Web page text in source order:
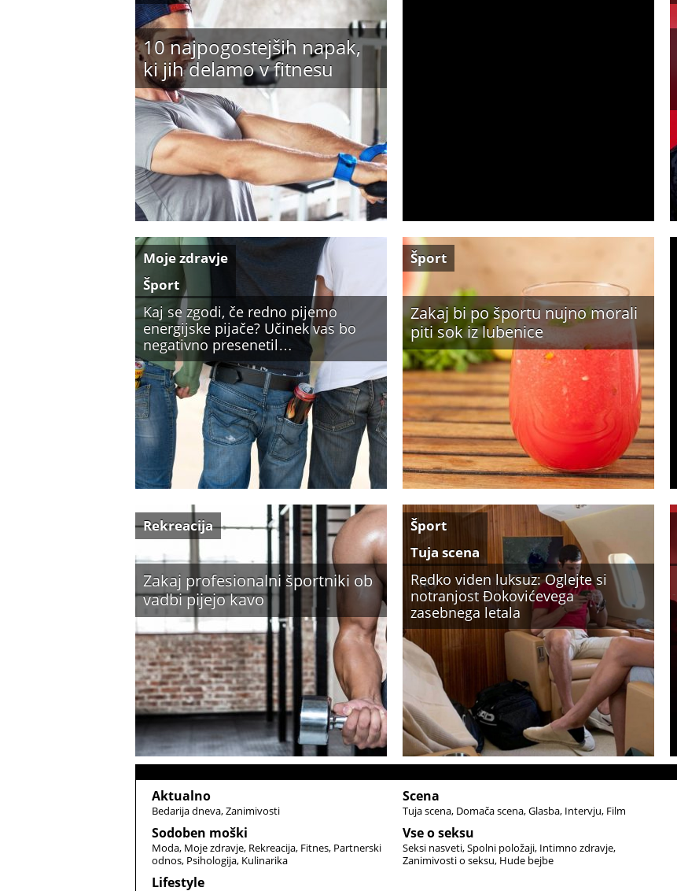
10 najpogostejših napak,
ki jih delamo v fitnesu
Kaj se zgodi, če redno pijemo
energijske pijače? Učinek vas bo
negativno presenetil…
Moje zdravje
Šport
Zakaj bi po športu nujno morali
piti sok iz lubenice
Šport
Zakaj profesionalni športniki ob
vadbi pijejo kavo
Rekreacija
Redko viden luksuz: Oglejte si
notranjost Đokovićevega
zasebnega letala
Šport
Tuja scena
Aktualno
Bedarija dneva Zanimivosti
Sodoben moški
Moda Moje zdravje Rekreacija Fitnes Partnerski
odnos Psihologija Kulinarika
Lifestyle
Scena
Tuja scena Domača scena Glasba Intervju Film
Vse o seksu
Seksi nasveti Spolni položaji Intimno zdravje
Zanimivosti o seksu Hude bejbe